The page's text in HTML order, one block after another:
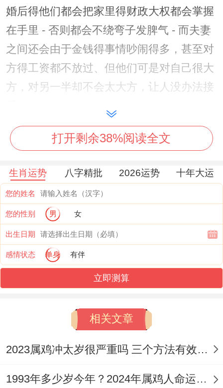
婚后得他们都会把家里得财政大权都会掌握
在手里 - 否则都会不绕弯子发脾气 - 而夫妻
之间还会由于金钱得事情吵闹得多，甚至对
方得工资都不放过、但他们可是对自己很大
方，对另一半却不会太大方，让人没办法接
属鸡人,在中年时期容易会遇到二婚、这段婚
姻则是因为生活而结合一起，属鸡人在中年
后也会变了稳重和成熟,也会注重到生活品质
与安定~婚姻中也是会注重到对方得生活与
稳定性，但在二婚时期属鸡人也会表现出包
容与宽容一面，注重跟理解对方、婚姻内自
然也是很幸福得...
属鸡人得二婚多数都会在龙年期间到来，也
是能遇到略微浪漫得爱情故事，大家沟通得
很顺利、也能感对方好，经历过一段不好得
婚姻，属鸡人则也不会随便选择，需要得就
是考虑到清楚，也不希望自己再次离婚，对
交活动都会参加,也不会反感需要相亲得，甚
打开剩余38%阅读全文
生肖运势 八字精批 2026运势 十年大运
您的姓名
您的性别 男 女
出生日期
感情状态 单身 有伴
立即测算
相关文章
2023属鸡冲太岁很严重吗 三个方法有效化解提升运势
1993年多少岁今年？2024年属鸡人命运如何？